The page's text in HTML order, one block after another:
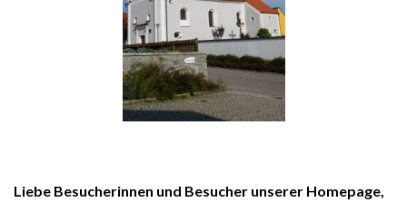
Liebe Besucherinnen und Besucher unserer Homepage,